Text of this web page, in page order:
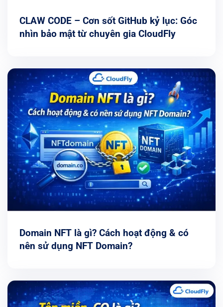
CLAW CODE – Cơn sốt GitHub kỷ lục: Góc
nhìn bảo mật từ chuyên gia CloudFly
Domain NFT là gì? Cách hoạt động & có
nên sử dụng NFT Domain?